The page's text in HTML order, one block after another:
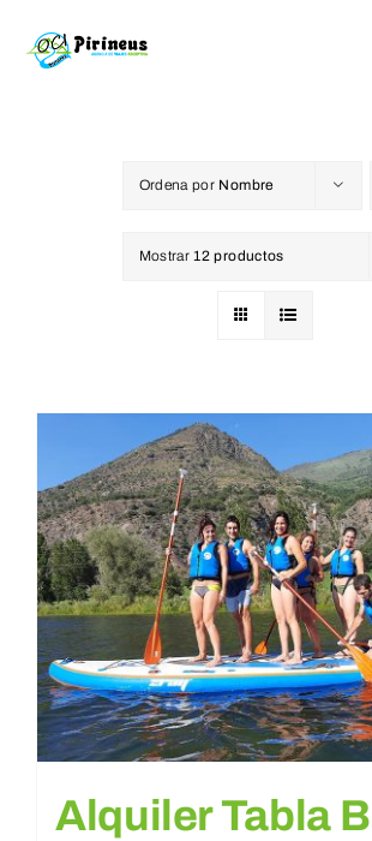
Contacto
Reservar
WooCommerce Cart
WooCommerce My Account
Ordena por Nombre
Mostrar12 productos
Alquiler Tabla